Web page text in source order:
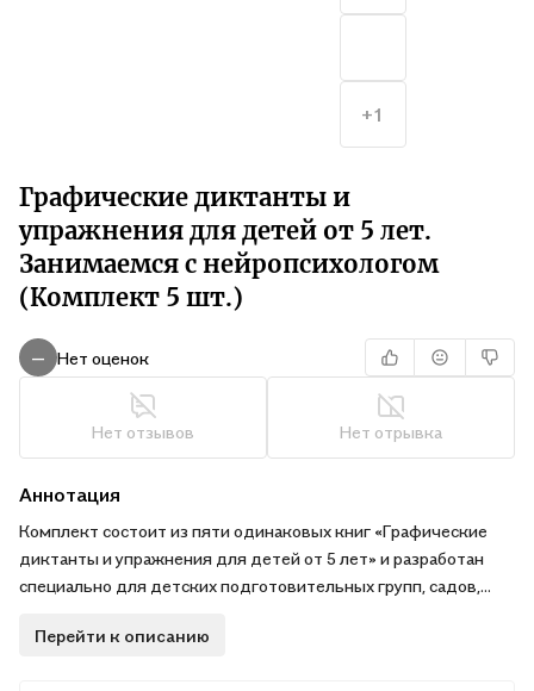
Графические диктанты и
упражнения для детей от 5 лет.
Занимаемся с нейропсихологом
(Комплект 5 шт.)
— Нет оценок
Нет отзывов Нет отрывка
+1
Аннотация
Комплект состоит из пяти одинаковых книг «Графические
диктанты и упражнения для детей от 5 лет» и разработан
специально для детских подготовительных групп, садов,
Книга от Издательства «Эксмо» поможет малышу научиться
Перейти к описанию